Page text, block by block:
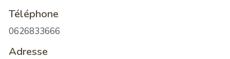
Téléphone
0626833666
Adresse